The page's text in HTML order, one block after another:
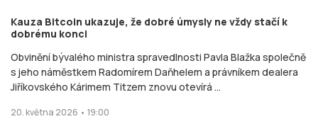
Kauza Bitcoin ukazuje, že dobré úmysly ne vždy stačí k
dobrému konci
Obvinění bývalého ministra spravedlnosti Pavla Blažka společně
s jeho náměstkem Radomírem Daňhelem a právníkem dealera
Jiříkovského Kárimem Titzem znovu otevírá ...
20. května 2026 • 19:00